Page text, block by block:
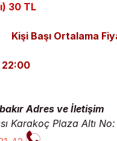
30 TL
Kişi Başı Ortalama
Adres ve İletişim
Karakoç Plaza Altı